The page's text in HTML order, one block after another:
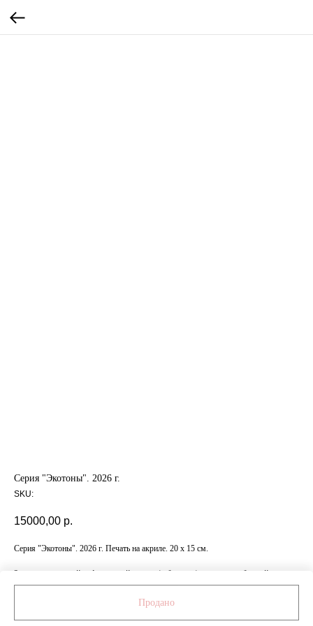
Серия "Экотоны". 2026 г.
SKU:
15000,00 р.
Серия "Экотоны". 2026 г. Печать на акриле. 20 х 15 см.
За дополнительной информацией о ценах/габаритах/материалах обращайтесь
к менеджеру по номеру: +7 999 472 84 11